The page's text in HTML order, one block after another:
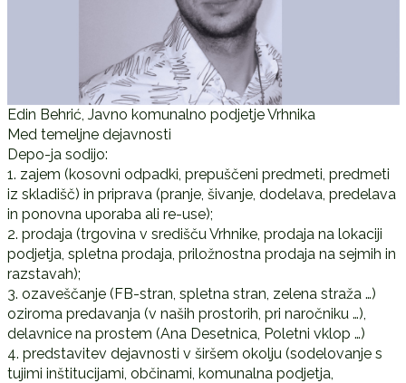
Edin Behrić, Javno komunalno podjetje Vrhnika
Med temeljne dejavnosti
Depo-ja sodijo:
1. zajem (kosovni odpadki, prepuščeni predmeti, predmeti
iz skladišč) in priprava (pranje, šivanje, dodelava, predelava
in ponovna uporaba ali re-use);
2. prodaja (trgovina v središču Vrhnike, prodaja na lokaciji
podjetja, spletna prodaja, priložnostna prodaja na sejmih in
razstavah);
3. ozaveščanje (FB-stran, spletna stran, zelena straža …)
oziroma predavanja (v naših prostorih, pri naročniku …),
delavnice na prostem (Ana Desetnica, Poletni vklop …)
4. predstavitev dejavnosti v širšem okolju (sodelovanje s
tujimi inštitucijami, občinami, komunalna podjetja,